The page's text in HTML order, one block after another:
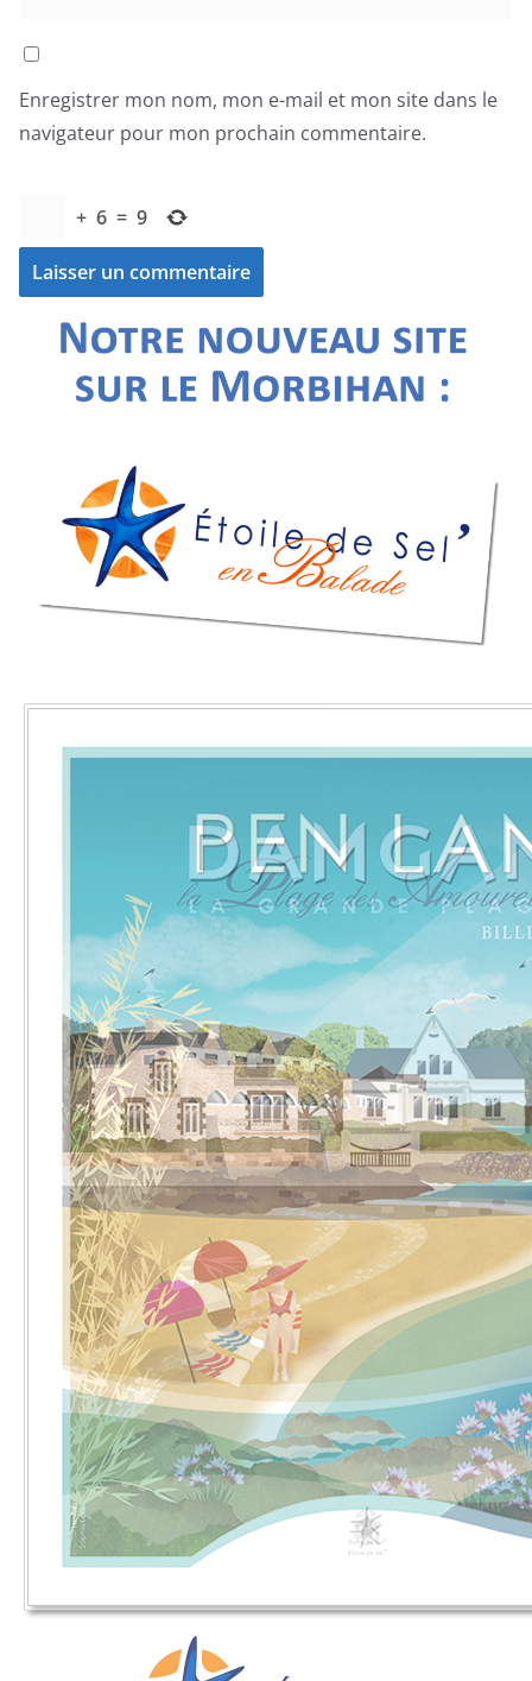
Enregistrer mon nom, mon e-mail et mon site dans le
navigateur pour mon prochain commentaire.
+ 6 = 9